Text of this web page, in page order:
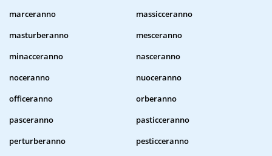
marceranno
massicceranno
masturberanno
mesceranno
minacceranno
nasceranno
noceranno
nuoceranno
officeranno
orberanno
pasceranno
pasticceranno
perturberanno
pesticceranno